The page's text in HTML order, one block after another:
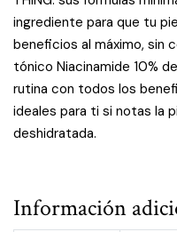
ingrediente para que tu
beneficios al máximo, sin
tónico Niacinamide 10%
rutina con todos los
ideales para ti si notas la
deshidratada.
Información